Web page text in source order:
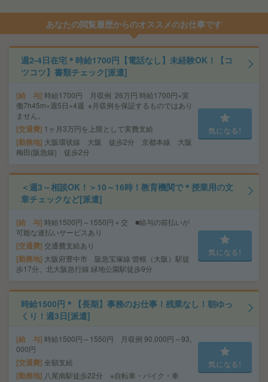
あなたの閲覧履歴からのオススメのお仕事です
週2-4日在宅＊時給1700円【電話なし】未経験OK！【コ
ツコツ】書類チェック[派遣]
給 与 時給1700円 月収例 26万円 時給1700円×実
働7h45m×週5日×4週 ※月収例を保証するものではあり
ません。
交通費 1ヶ月3万円を上限として実費支給
勤務地 大阪環状線 大阪 徒歩2分 京都本線 大阪
梅田(阪急線) 徒歩2分
気になる!
＜週3～相談OK！＞10～16時！教育機関で＊授業用の文
章チェックなど[派遣]
給 与 時給1500円～1550円＋交 ■給与の前払いが
可能な速払いサービスあり
交通費 交通費支給あり
勤務地 大阪府豊中市 阪急宝塚線 曽根（大阪）駅徒
歩17分、北大阪急行線 緑地公園駅徒歩9分
気になる!
時給1500円＊【長期】事務のお仕事！残業なし！朝ゆっ
くり！週3日[派遣]
給 与 時給1500円～1550円 月収例 90,000円～93,
000円
交通費 全額支給
勤務地 八尾南駅徒歩22分 ※自転車・バイク・車
気になる!